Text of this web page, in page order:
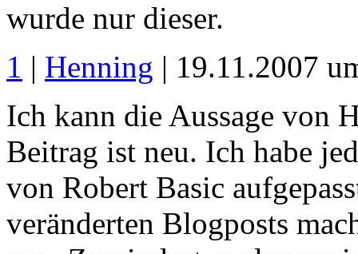
wurde nur dieser.
1 | Henning | 19.11.2007
Ich kann die Aussage von
Beitrag ist neu. Ich habe
von Robert Basic
veränderten Blogposts